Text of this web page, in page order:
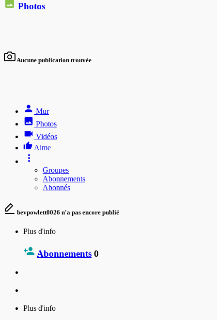
Photos
Aucune publication trouvée
Mur
Photos
Vidéos
Aime
Groupes
Abonnements
Abonnés
bevpowlett0026 n'a pas encore publié
Plus d'info
Abonnements 0
Plus d'info